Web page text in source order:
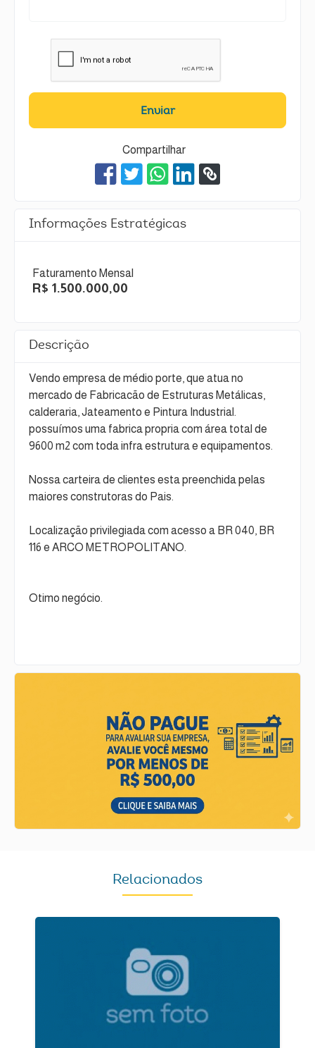
Enviar
Compartilhar
Informações Estratégicas
Faturamento Mensal
R$ 1.500.000,00
Descrição
Vendo empresa de médio porte, que atua no
mercado de Fabricacão de Estruturas Metálicas,
calderaria, Jateamento e Pintura Industrial.
possuímos uma fabrica propria com área total de
9600 m2 com toda infra estrutura e equipamentos.
Nossa carteira de clientes esta preenchida pelas
maiores construtoras do Pais.
Localização privilegiada com acesso a BR 040, BR
116 e ARCO METROPOLITANO.
Otimo negócio.
Relacionados